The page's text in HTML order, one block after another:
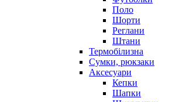
Поло
Шорти
Реглани
Штани
Термобілизна
Сумки, рюкзаки
Аксесуари
Кепки
Шапки